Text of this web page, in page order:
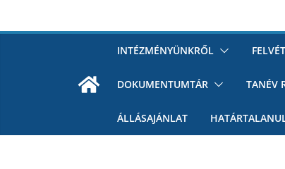
INTÉZMÉNYÜNKRŐL
DOKUMENTUMTÁR TANÉV
ÁLLÁSAJÁNLAT